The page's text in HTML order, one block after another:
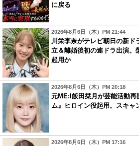
に戻る
2026年8月6日（木）PM 21:44
川栄李奈がテレビ朝日の新ド
立＆離婚後初の連ドラ出演。
起用か
2026年8月6日（木）PM 20:18
元ME:I飯田栞月が芸能活動再
ム』ヒロイン役起用。スキャ
2026年8月6日（木）PM 17:16